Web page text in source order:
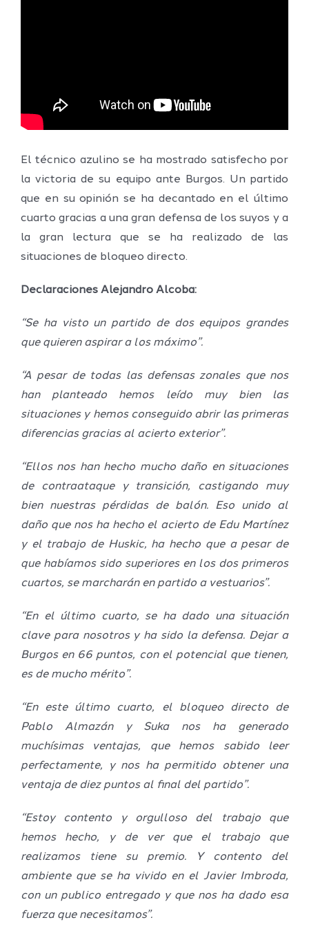
El técnico azulino se ha mostrado satisfecho por
la victoria de su equipo ante Burgos. Un partido
que en su opinión se ha decantado en el último
cuarto gracias a una gran defensa de los suyos y a
la gran lectura que se ha realizado de las
situaciones de bloqueo directo.
Declaraciones Alejandro Alcoba:
“Se ha visto un partido de dos equipos grandes
que quieren aspirar a los máximo”.
“A pesar de todas las defensas zonales que nos
han planteado hemos leído muy bien las
situaciones y hemos conseguido abrir las primeras
diferencias gracias al acierto exterior”.
“Ellos nos han hecho mucho daño en situaciones
de contraataque y transición, castigando muy
bien nuestras pérdidas de balón. Eso unido al
daño que nos ha hecho el acierto de Edu Martínez
y el trabajo de Huskic, ha hecho que a pesar de
que habíamos sido superiores en los dos primeros
cuartos, se marcharán en partido a vestuarios”.
“En el último cuarto, se ha dado una situación
clave para nosotros y ha sido la defensa. Dejar a
Burgos en 66 puntos, con el potencial que tienen,
es de mucho mérito”.
“En este último cuarto, el bloqueo directo de
Pablo Almazán y Suka nos ha generado
muchísimas ventajas, que hemos sabido leer
perfectamente, y nos ha permitido obtener una
ventaja de diez puntos al final del partido”.
“Estoy contento y orgulloso del trabajo que
hemos hecho, y de ver que el trabajo que
realizamos tiene su premio. Y contento del
ambiente que se ha vivido en el Javier Imbroda,
con un publico entregado y que nos ha dado esa
fuerza que necesitamos”.